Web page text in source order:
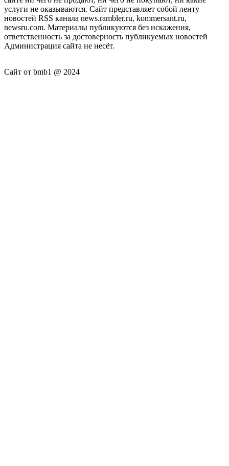
услуги не оказываются. Сайт представляет собой ленту
новостей RSS канала news.rambler.ru, kommersant.ru,
newsru.com. Материалы публикуются без искажения,
ответственность за достоверность публикуемых новостей
Администрация сайта не несёт.
Сайт от bmb1 @ 2024